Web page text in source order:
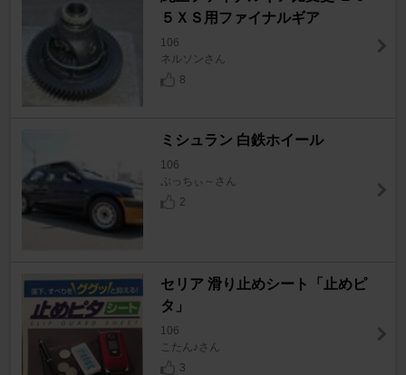
５ＸＳ用ファイナルギア
106
ネルソンさん
8
ミシュラン 白鉄ホイール
106
ぶっちぃ～さん
2
セリア 滑り止めシート「止めピ
タ」
106
こたん♪さん
3